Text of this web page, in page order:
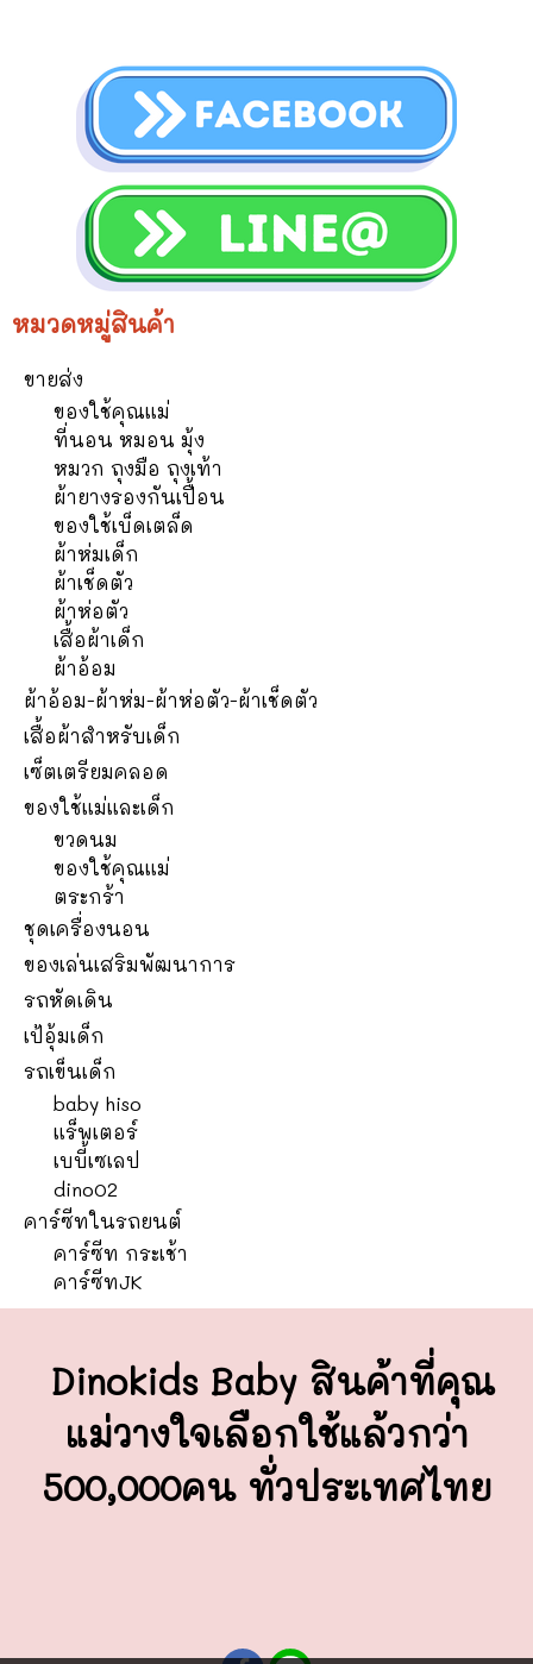
หมวดหมู่สินค้า
ขายส่ง
ของใช้คุณแม่
ที่นอน หมอน มุ้ง
หมวก ถุงมือ ถุงเท้า
ผ้ายางรองกันเปื้อน
ของใช้เบ็ดเตล็ด
ผ้าห่มเด็ก
ผ้าเช็ดตัว
ผ้าห่อตัว
เสื้อผ้าเด็ก
ผ้าอ้อม
ผ้าอ้อม-ผ้าห่ม-ผ้าห่อตัว-ผ้าเช็ดตัว
เสื้อผ้าสำหรับเด็ก
เซ็ตเตรียมคลอด
ของใช้แม่และเด็ก
ขวดนม
ของใช้คุณแม่
ตระกร้า
ชุดเครื่องนอน
ของเล่นเสริมพัฒนาการ
รถหัดเดิน
เป้อุ้มเด็ก
รถเข็นเด็ก
baby hiso
แร็พเตอร์
เบบี้เซเลป
dino02
คาร์ซีทในรถยนต์
คาร์ซีท กระเช้า
คาร์ซีทJK
Dinokids Baby สินค้าที่คุณ
แม่วางใจเลือกใช้แล้วกว่า
500,000คน ทั่วประเทศไทย